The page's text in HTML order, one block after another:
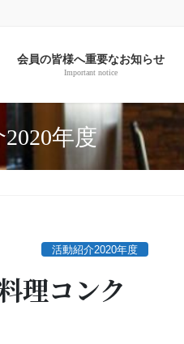
会員の皆様へ重要なお知らせ
Important notice
年度
活動紹介2020年度
理コンク